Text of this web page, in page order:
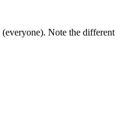
(everyone). Note the different